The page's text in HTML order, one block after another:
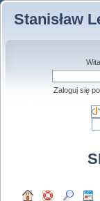
Stanisław
Zaloguj się